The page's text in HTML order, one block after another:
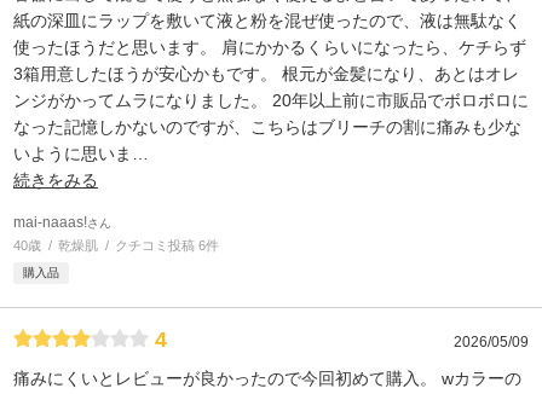
紙の深皿にラップを敷いて液と粉を混ぜ使ったので、液は無駄なく
使ったほうだと思います。 肩にかかるくらいになったら、ケチらず
3箱用意したほうが安心かもです。 根元が金髪になり、あとはオレ
ンジがかってムラになりました。 20年以上前に市販品でボロボロに
なった記憶しかないのですが、こちらはブリーチの割に痛みも少な
いように思いま …
続きをみる
mai-naaas!さん
40歳 乾燥肌 クチコミ投稿 6件
購入品
4 2026/05/09
痛みにくいとレビューが良かったので今回初めて購入。 wカラーの